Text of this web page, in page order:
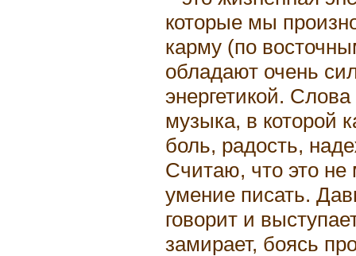
которые мы
карму (по
обладают очень
энергетикой.
музыка, в которой
боль, радость,
Считаю, что это
умение писать.
говорит и
замирает, боясь